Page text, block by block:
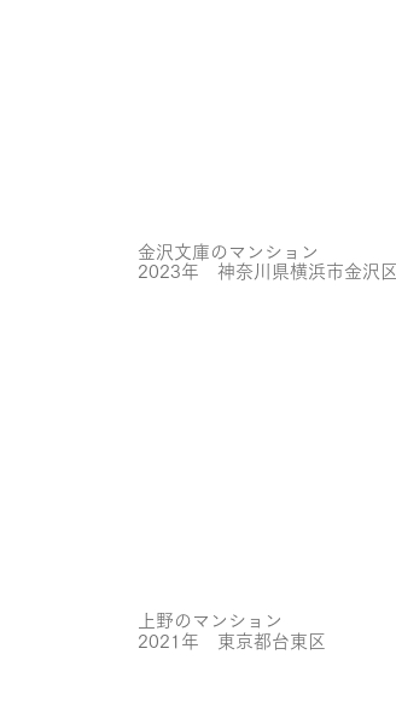
金沢文庫のマンション
2023年 神奈川県横浜市金沢区
上野のマンション
2021年 東京都台東区